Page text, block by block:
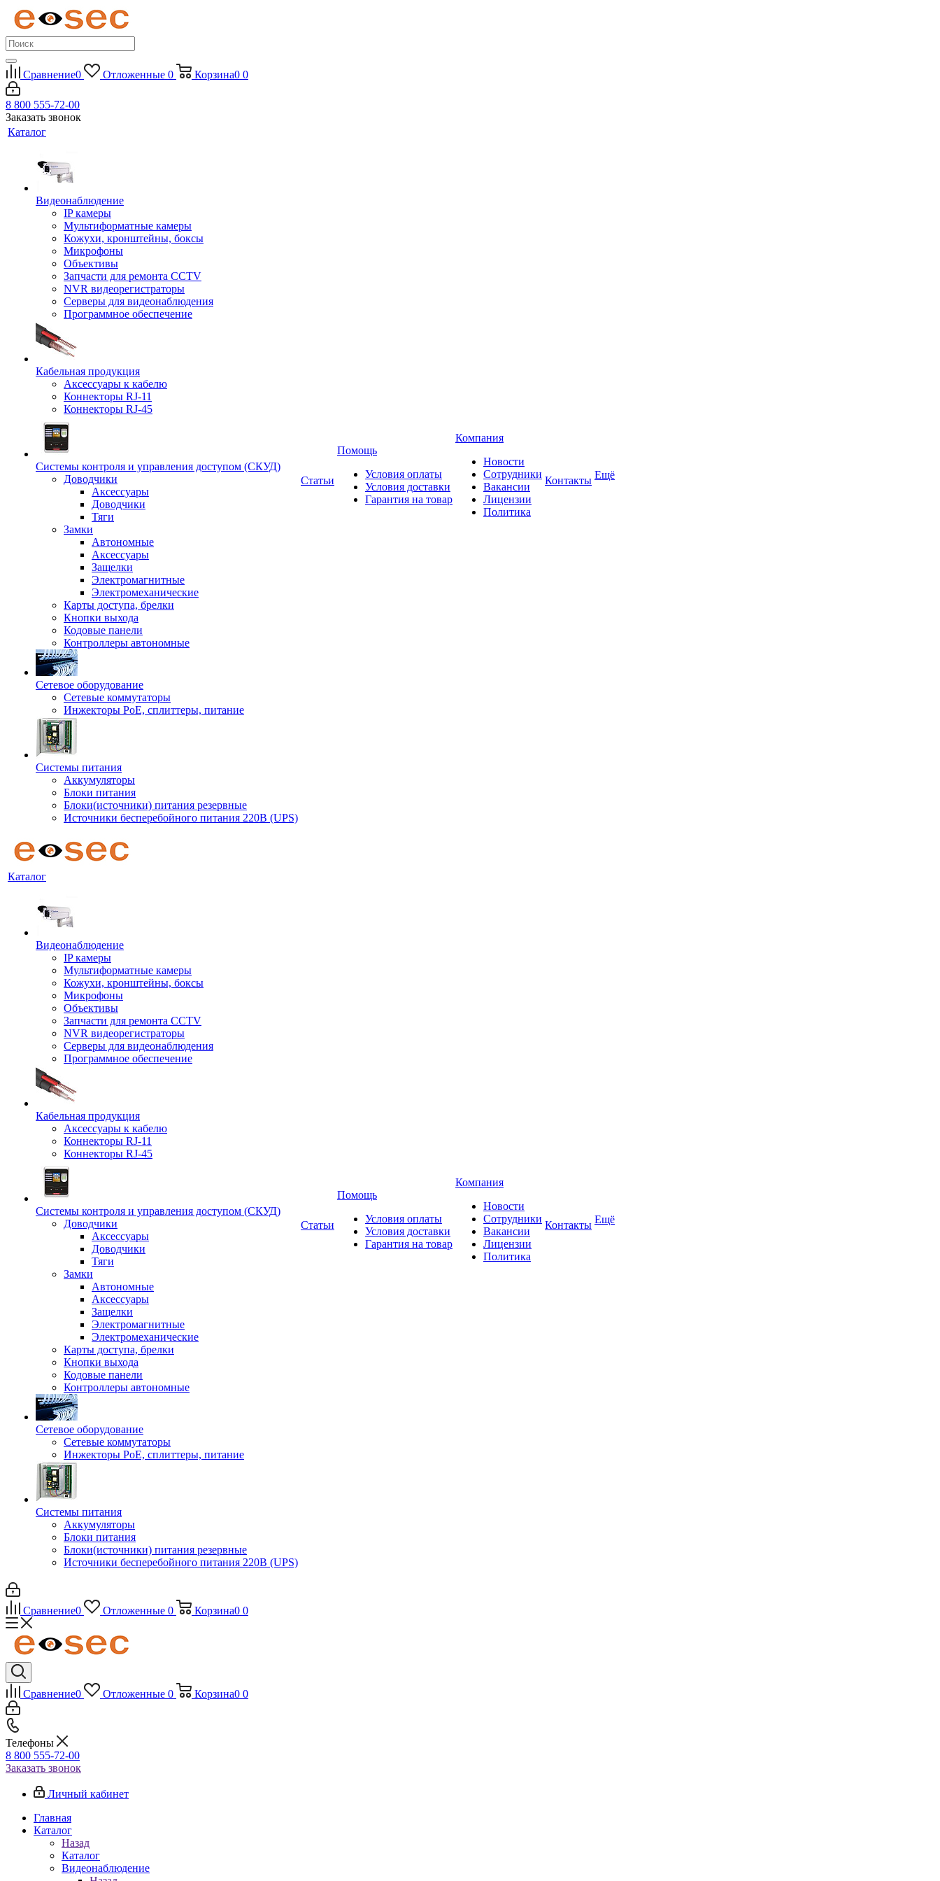
Сравнение0 Отложенные 0 Корзина0 0
8 800 555-72-00
Заказать звонок
Каталог
Видеонаблюдение
IP камеры
Мультиформатные камеры
Кожухи, кронштейны, боксы
Микрофоны
Объективы
Запчасти для ремонта CCTV
NVR видеорегистраторы
Серверы для видеонаблюдения
Программное обеспечение
Кабельная продукция
Аксессуары к кабелю
Коннекторы RJ-11
Коннекторы RJ-45
Системы контроля и управления доступом (СКУД)
Доводчики
Аксессуары
Доводчики
Тяги
Замки
Автономные
Аксессуары
Защелки
Электромагнитные
Электромеханические
Карты доступа, брелки
Кнопки выхода
Кодовые панели
Контроллеры автономные
Сетевое оборудование
Сетевые коммутаторы
Инжекторы РоЕ, сплиттеры, питание
Системы питания
Аккумуляторы
Блоки питания
Блоки(источники) питания резервные
Источники бесперебойного питания 220В (UPS)
Статьи
Помощь
Условия оплаты
Условия доставки
Гарантия на товар
Компания
Новости
Сотрудники
Вакансии
Лицензии
Политика
Контакты Ещё
Каталог
Видеонаблюдение
IP камеры
Мультиформатные камеры
Кожухи, кронштейны, боксы
Микрофоны
Объективы
Запчасти для ремонта CCTV
NVR видеорегистраторы
Серверы для видеонаблюдения
Программное обеспечение
Кабельная продукция
Аксессуары к кабелю
Коннекторы RJ-11
Коннекторы RJ-45
Системы контроля и управления доступом (СКУД)
Доводчики
Аксессуары
Доводчики
Тяги
Замки
Автономные
Аксессуары
Защелки
Электромагнитные
Электромеханические
Карты доступа, брелки
Кнопки выхода
Кодовые панели
Контроллеры автономные
Сетевое оборудование
Сетевые коммутаторы
Инжекторы РоЕ, сплиттеры, питание
Системы питания
Аккумуляторы
Блоки питания
Блоки(источники) питания резервные
Источники бесперебойного питания 220В (UPS)
Статьи
Помощь
Условия оплаты
Условия доставки
Гарантия на товар
Компания
Новости
Сотрудники
Вакансии
Лицензии
Политика
Контакты Ещё
Сравнение0 Отложенные 0 Корзина0 0
Сравнение0 Отложенные 0 Корзина0 0
Телефоны
8 800 555-72-00
Заказать звонок
Личный кабинет
Главная
Каталог
Назад
Каталог
Видеонаблюдение